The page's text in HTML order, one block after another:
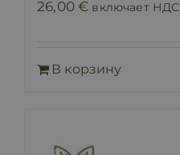
26,00€ включает НДС
В корзину